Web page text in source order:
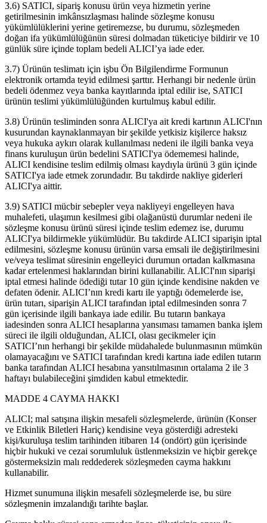
3.6) SATICI, sipariş konusu ürün veya hizmetin yerine
getirilmesinin imkânsızlaşması halinde sözleşme konusu
yükümlülüklerini yerine getiremezse, bu durumu, sözleşmeden
doğan ifa yükümlülüğünün süresi dolmadan tüketiciye bildirir ve 10
günlük süre içinde toplam bedeli ALICI’ya iade eder.
3.7) Ürünün teslimatı için işbu Ön Bilgilendirme Formunun
elektronik ortamda teyid edilmesi şarttır. Herhangi bir nedenle ürün
bedeli ödenmez veya banka kayıtlarında iptal edilir ise, SATICI
ürünün teslimi yükümlülüğünden kurtulmuş kabul edilir.
3.8) Ürünün tesliminden sonra ALICI'ya ait kredi kartının ALICI'nın
kusurundan kaynaklanmayan bir şekilde yetkisiz kişilerce haksız
veya hukuka aykırı olarak kullanılması nedeni ile ilgili banka veya
finans kuruluşun ürün bedelini SATICI'ya ödememesi halinde,
ALICI kendisine teslim edilmiş olması kaydıyla ürünü 3 gün içinde
SATICI'ya iade etmek zorundadır. Bu takdirde nakliye giderleri
ALICI'ya aittir.
3.9) SATICI mücbir sebepler veya nakliyeyi engelleyen hava
muhalefeti, ulaşımın kesilmesi gibi olağanüstü durumlar nedeni ile
sözleşme konusu ürünü süresi içinde teslim edemez ise, durumu
ALICI'ya bildirmekle yükümlüdür. Bu takdirde ALICI siparişin iptal
edilmesini, sözleşme konusu ürünün varsa emsali ile değiştirilmesini
ve/veya teslimat süresinin engelleyici durumun ortadan kalkmasına
kadar ertelenmesi haklarından birini kullanabilir. ALICI'nın siparişi
iptal etmesi halinde ödediği tutar 10 gün içinde kendisine nakden ve
defaten ödenir. ALICI’nın kredi kartı ile yaptığı ödemelerde ise,
ürün tutarı, siparişin ALICI tarafından iptal edilmesinden sonra 7
gün içerisinde ilgili bankaya iade edilir. Bu tutarın bankaya
iadesinden sonra ALICI hesaplarına yansıması tamamen banka işlem
süreci ile ilgili olduğundan, ALICI, olası gecikmeler için
SATICI’nın herhangi bir şekilde müdahalede bulunmasının mümkün
olamayacağını ve SATICI tarafından kredi kartına iade edilen tutarın
banka tarafından ALICI hesabına yansıtılmasının ortalama 2 ile 3
haftayı bulabileceğini şimdiden kabul etmektedir.
MADDE 4 CAYMA HAKKI
ALICI; mal satışına ilişkin mesafeli sözleşmelerde, ürünün (Konser
ve Etkinlik Biletleri Hariç) kendisine veya gösterdiği adresteki
kişi/kuruluşa teslim tarihinden itibaren 14 (ondört) gün içerisinde
hiçbir hukuki ve cezai sorumluluk üstlenmeksizin ve hiçbir gerekçe
göstermeksizin malı reddederek sözleşmeden cayma hakkını
kullanabilir.
Hizmet sunumuna ilişkin mesafeli sözleşmelerde ise, bu süre
sözleşmenin imzalandığı tarihte başlar.